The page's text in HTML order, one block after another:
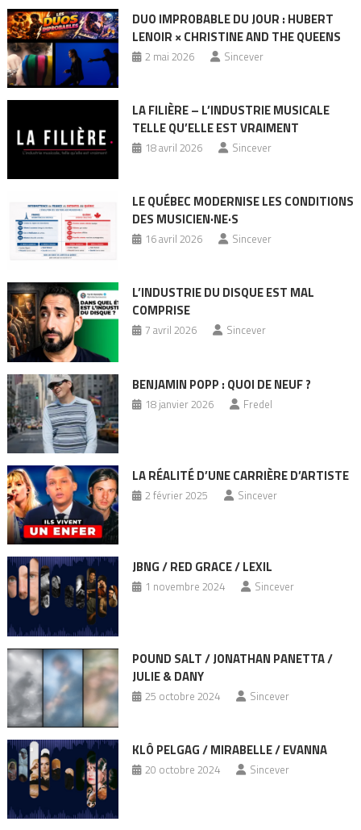
DUO IMPROBABLE DU JOUR : HUBERT
LENOIR × CHRISTINE AND THE QUEENS
2 mai 2026 Sincever
LA FILIÈRE – L’INDUSTRIE MUSICALE
TELLE QU’ELLE EST VRAIMENT
18 avril 2026 Sincever
LE QUÉBEC MODERNISE LES CONDITIONS
DES MUSICIEN·NE·S
16 avril 2026 Sincever
L’INDUSTRIE DU DISQUE EST MAL
COMPRISE
7 avril 2026 Sincever
BENJAMIN POPP : QUOI DE NEUF ?
18 janvier 2026 Fredel
LA RÉALITÉ D’UNE CARRIÈRE D’ARTISTE
2 février 2025 Sincever
JBNG / RED GRACE / LEXIL
1 novembre 2024 Sincever
POUND SALT / JONATHAN PANETTA /
JULIE & DANY
25 octobre 2024 Sincever
KLÔ PELGAG / MIRABELLE / EVANNA
20 octobre 2024 Sincever